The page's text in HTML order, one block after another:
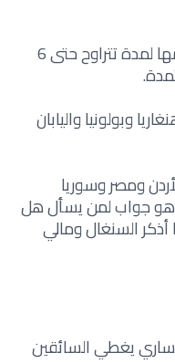
كذلك فإن دولة تركيا تسمح لحاملي رخصة القيادة المغربية باستخدامها لمدة تتراوح حتى 6
وبولونيا واليابان
ومصر وسوريا
جواب لمن يسألهل
السنغال ومالي
ساري يغطي السائقين